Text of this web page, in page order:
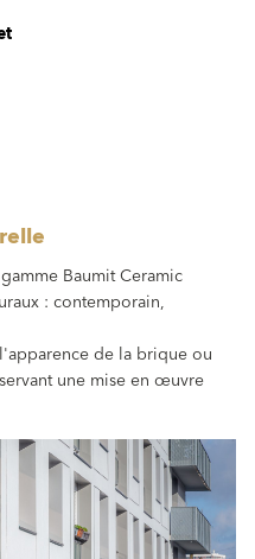
Baumit Ceramic
: contemporain,
de la brique ou
une mise en œuvre